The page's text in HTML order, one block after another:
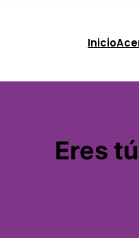
Inicio
Eres